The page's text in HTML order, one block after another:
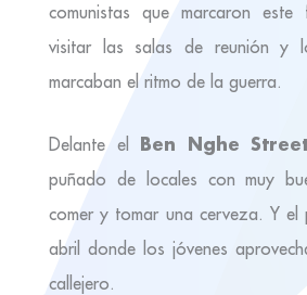
comunistas que marcaron este
visitar las salas de reunión y
marcaban el ritmo de la guerra.
Delante el Ben Nghe
puñado de locales con muy
comer y tomar una cerveza. Y
abril donde los jóvenes
callejero.